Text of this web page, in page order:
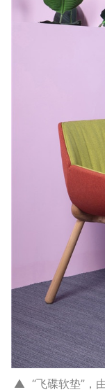
▲ “飞碟软垫”，